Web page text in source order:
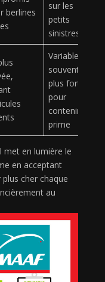
berlines
sur les
petits
sinistres
Variable,
souvent
plus forte
pour
contenir la
prime
met en lumière le
en acceptant
cher chaque
au